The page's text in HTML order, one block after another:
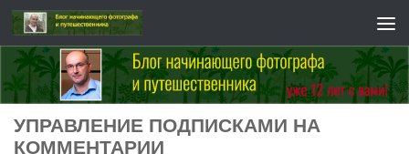
Перейти к содержимому
УПРАВЛЕНИЕ ПОДПИСКАМИ НА
КОММЕНТАРИИ